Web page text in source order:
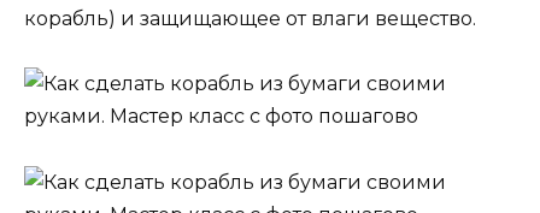
корабль) и защищающее от влаги вещество.